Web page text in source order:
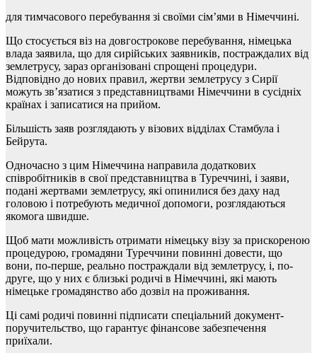
для тимчасового перебування зі своїми сім’ями в Німеччині.
Що стосується віз на довгострокове перебування, німецька
влада заявила, що для сирійських заявників, постраждалих від
землетрусу, зараз організовані спрощені процедури.
Відповідно до нових правил, жертви землетрусу з Сирії
можуть зв’язатися з представництвами Німеччини в сусідніх
країнах і записатися на прийом.
Більшість заяв розглядають у візових відділах Стамбула і
Бейрута.
Одночасно з цим Німеччина направила додаткових
співробітників в свої представництва в Туреччині, і заяви,
подані жертвами землетрусу, які опинилися без даху над
головою і потребують медичної допомоги, розглядаються
якомога швидше.
Щоб мати можливість отримати німецьку візу за прискореною
процедурою, громадяни Туреччини повинні довести, що
вони, по-перше, реально постраждали від землетрусу, і, по-
друге, що у них є близькі родичі в Німеччині, які мають
німецьке громадянство або дозвіл на проживання.
Ці самі родичі повинні підписати спеціальний документ-
поручительство, що гарантує фінансове забезпечення
приїхали.